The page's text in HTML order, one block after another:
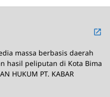
massa berbasis daerah
hasil peliputan di Kota Bima
HUKUM PT. KABAR